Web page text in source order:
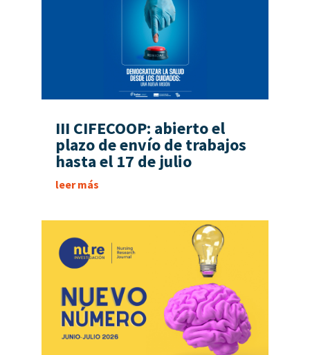
III CIFECOOP: abierto el
plazo de envío de trabajos
hasta el 17 de julio
leer más